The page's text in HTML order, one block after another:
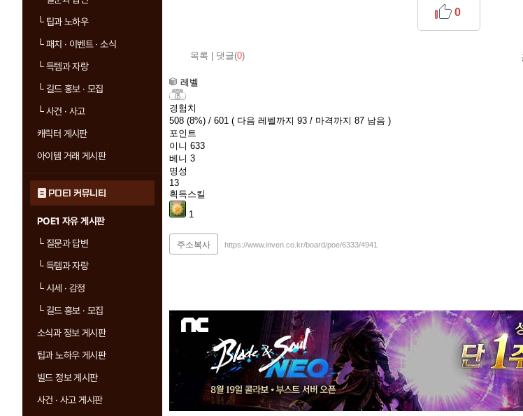
└팁과 노하우
└패치 · 이벤트 · 소식
└득템과 자랑
└길드 홍보 · 모집
└사건 · 사고
캐릭터 게시판
아이템 거래 게시판
POE1 커뮤니티
POE1 자유 게시판
└질문과 답변
└득템과 자랑
└시세 · 감정
└길드 홍보 · 모집
소식과 정보 게시판
팁과 노하우 게시판
빌드 정보 게시판
사건 · 사고 게시판
목록 댓글(0)
0
레벨
경험치
508 (8%) / 601 ( 다음 레벨까지 93 / 마격까지 87 남음 )
포인트
이니 633
베니 3
명성
13
획득스킬
1
주소복사 https://www.inven.co.kr/board/poe/6333/4941